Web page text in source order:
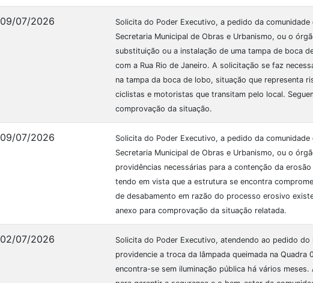
09/07/2026
Solicita do Poder Executivo, a pedido da
Secretaria Municipal de Obras e Urbanismo, ou o
substituição ou a instalação de uma tampa de boca
com a Rua Rio de Janeiro. A solicitação se faz
na tampa da boca de lobo, situação que representa
ciclistas e motoristas que transitam pelo local.
comprovação da situação.
09/07/2026
Solicita do Poder Executivo, a pedido da
Secretaria Municipal de Obras e Urbanismo, ou o
providências necessárias para a contenção da
tendo em vista que a estrutura se encontra
de desabamento em razão do processo erosivo
anexo para comprovação da situação relatada.
02/07/2026
Solicita do Poder Executivo, atendendo ao pedido do
providencie a troca da lâmpada queimada na Quadra
encontra-se sem iluminação pública há vários meses.